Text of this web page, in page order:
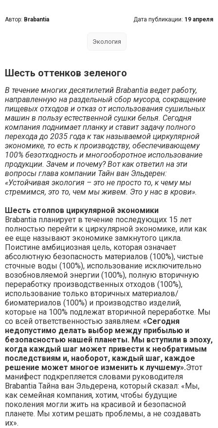
Шесть оттенков зеленого
В течение многих десятилетий Brabantia ведет работу,
направленную на раздельный сбор мусора, сокращение
пищевых отходов и отказ от использования сушильных
машин в пользу естественной сушки белья. Сегодня
компания поднимает планку и ставит задачу полного
перехода до 2035 года к так называемой циркулярной
экономике, то есть к производству, обеспечивающему
100% безотходность и многооборотное использование
продукции. Зачем и почему? Вот как ответил на эти
вопросы глава компании Тайн ван Эльдерен:
«Устойчивая экология – это не просто то, к чему мы
стремимся, это то, чем мы живем. Это у нас в крови».
Шесть столпов циркулярной экономики
Brabantia планирует в течение последующих 15 лет
полностью перейти к циркулярной экономике, или как
ее еще называют экономике замкнутого цикла.
Поистине амбициозная цель, которая означает
абсолютную безопасность материалов (100%), чистые
сточные воды (100%), использование исключительно
возобновляемой энергии (100%), полную вторичную
переработку производственных отходов (100%),
использование только вторичных материалов/
биоматериалов (100%) и производство изделий,
которые на 100% подлежат вторичной переработке. Мы
со всей ответственностью заявляем: «Сегодня
недопустимо делать выбор между прибылью и
безопасностью нашей планеты. Мы вступили в эпоху,
когда каждый шаг может привести к необратимым
последствиям и, наоборот, каждый шаг, каждое
решение может многое изменить к лучшему».Этот
манифест подкрепляется словами руководителя
Brabantia Тайна ван Эльдерена, который сказал: «Мы,
как семейная компания, хотим, чтобы будущие
поколения могли жить на красивой и безопасной
планете. Мы хотим решать проблемы, а не создавать
их».
Автор: Brabantia Дата публикации: 19 апреля
Экология